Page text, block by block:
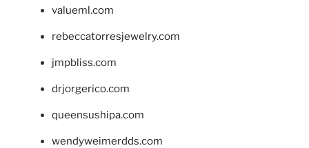
valueml.com
rebeccatorresjewelry.com
jmpbliss.com
drjorgerico.com
queensushipa.com
wendyweimerdds.com